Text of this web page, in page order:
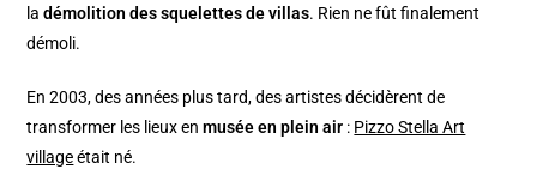
ladémolition des squelettes de villas. Rien ne fût finalement
démoli.
En 2003, des années plus tard, des artistes décidèrent de
transformer les lieux enmusée en plein air : Pizzo Stella Art
villageétait né.